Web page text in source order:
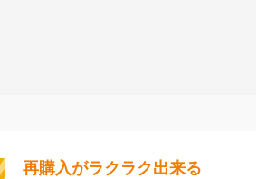
再購入がラクラク出来る